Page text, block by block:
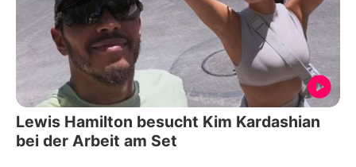
Lewis Hamilton besucht Kim Kardashian
bei der Arbeit am Set